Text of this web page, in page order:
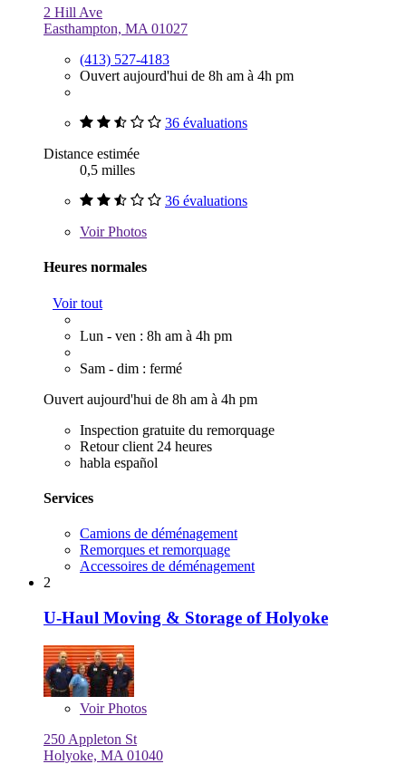
2 Hill Ave
Easthampton, MA 01027
(413) 527-4183
Ouvert aujourd'hui de 8h am à 4h pm
36 évaluations
Distance estimée
0,5 milles
36 évaluations
VoirPhotos
Heures normales
Voir tout
Lun - ven : 8h am à 4h pm
Sam - dim : fermé
Ouvert aujourd'hui de 8h am à 4h pm
Inspection gratuite du remorquage
Retour client 24 heures
habla español
Services
Camions de déménagement
Remorques et remorquage
Accessoires de déménagement
2
U-Haul Moving & Storage of Holyoke
VoirPhotos
250 Appleton St
Holyoke, MA 01040